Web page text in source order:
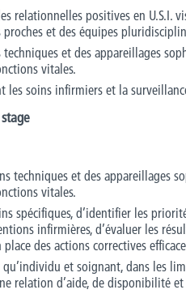
relationnelles positives en U.S.I.
et des équipes
et des appareillages
vitales.
les soins infirmiers et la
techniques et des appareillages
vitales.
spécifiques, d’identifier les
infirmières, d’évaluer les
des actions correctives
et soignant, dans les
relation d’aide, de disponibilité